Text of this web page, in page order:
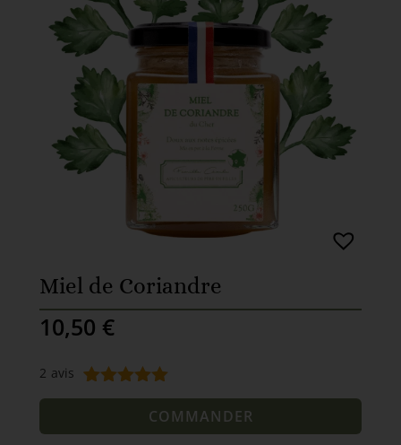
Miel de Coriandre
10,50 €
2 avis
Noté5.00
2
COMMANDER